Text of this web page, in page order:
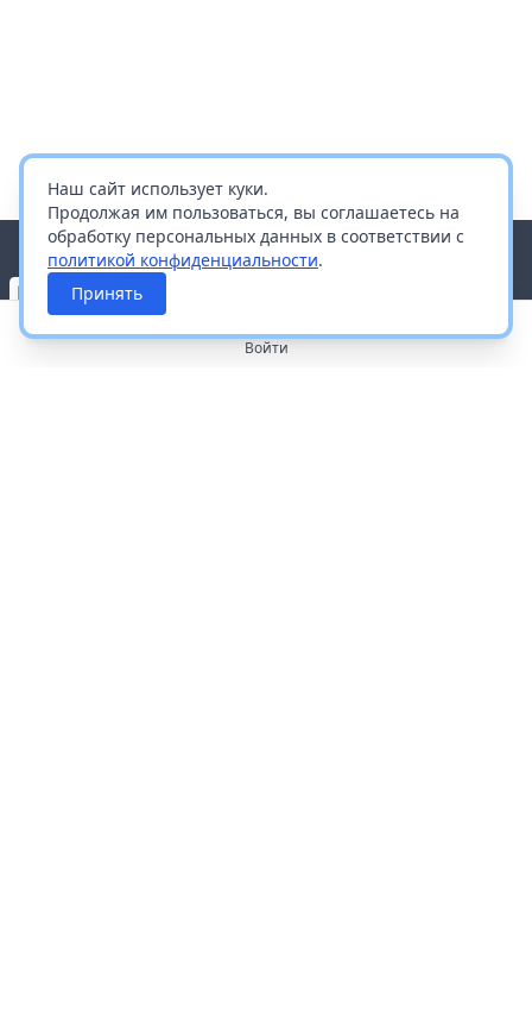
Наш сайт использует куки.
Продолжая им пользоваться, вы соглашаетесь на
обработку персональных данных в соответствии с
политикой конфиденциальности.
Принять
Войти